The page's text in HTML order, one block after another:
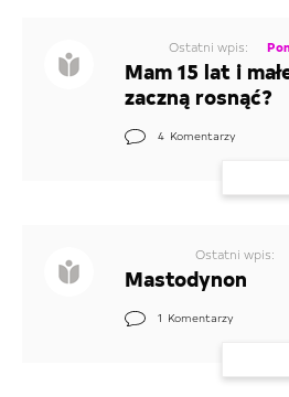
MIESIĄCZKA
GINEKOLOGIA
PIERSI
PIERWSZY
Ostatni wpis:
Mam 15 lat i
zaczną rosnąć?
4 Komentarzy
Ostatni wpis:
Mastodynon
1 Komentarzy